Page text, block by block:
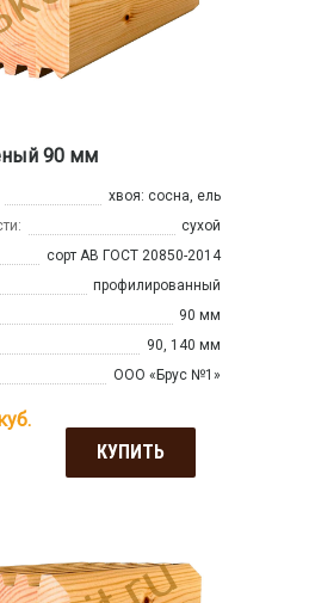
90 мм
хвоя: сосна, ель
сухой
сорт АВ ГОСТ 20850-2014
профилированный
90 мм
90, 140 мм
ООО «Брус №1»
КУПИТЬ